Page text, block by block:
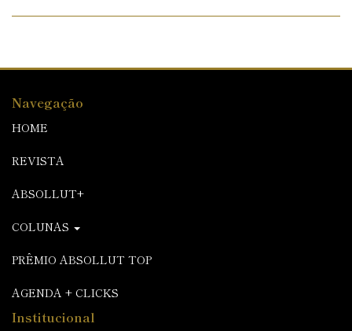
Navegação
HOME
REVISTA
ABSOLLUT+
COLUNAS
PRÊMIO ABSOLLUT TOP
AGENDA + CLICKS
Institucional